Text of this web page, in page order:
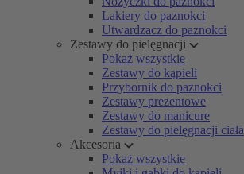
Lakiery do paznokci
Utwardzacz do paznokci
Zestawy do pielęgnacji
Pokaż wszystkie
Zestawy do kąpieli
Przybornik do paznokci
Zestawy prezentowe
Zestawy do manicure
Zestawy do pielęgnacji ciała
Akcesoria
Pokaż wszystkie